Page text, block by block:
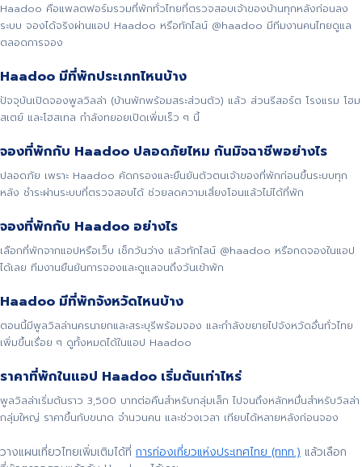
Haadoo คือแพลตฟอร์มรวมที่พักทั่วไทยที่ตรวจสอบเจ้าของบ้านทุกหลังก่อนลง
ระบบ จองได้จริงผ่านแอป Haadoo หรือทักไลน์ @haadoo มีทีมงานคนไทยดูแล
ตลอดการจอง
Haadoo มีที่พักประเภทไหนบ้าง
ปัจจุบันเปิดจองพูลวิลล่า (บ้านพักพร้อมสระส่วนตัว) แล้ว ส่วนรีสอร์ต โรงแรม โฮม
สเตย์ และโฮสเทล กำลังทยอยเปิดเพิ่มเร็ว ๆ นี้
จองที่พักกับ Haadoo ปลอดภัยไหม กันมิจฉาชีพอย่างไร
ปลอดภัย เพราะ Haadoo คัดกรองและยืนยันตัวตนเจ้าของที่พักก่อนขึ้นระบบทุก
หลัง ชำระผ่านระบบที่ตรวจสอบได้ ช่วยลดความเสี่ยงโอนแล้วไม่ได้ที่พัก
จองที่พักกับ Haadoo อย่างไร
เลือกที่พักจากแอปหรือเว็บ เช็กวันว่าง แล้วทักไลน์ @haadoo หรือกดจองในแอป
ได้เลย ทีมงานยืนยันการจองและดูแลจนถึงวันเข้าพัก
Haadoo มีที่พักจังหวัดไหนบ้าง
ตอนนี้มีพูลวิลล่านครนายกและสระบุรีพร้อมจอง และกำลังขยายไปจังหวัดอื่นทั่วไทย
เพิ่มขึ้นเรื่อย ๆ ดูทั้งหมดได้ในแอป Haadoo
ราคาที่พักในแอป Haadoo เริ่มต้นเท่าไหร่
พูลวิลล่าเริ่มต้นราว 3,500 บาทต่อคืนสำหรับกลุ่มเล็ก ไปจนถึงหลักหมื่นสำหรับวิลล่า
กลุ่มใหญ่ ราคาขึ้นกับขนาด จำนวนคน และช่วงเวลา เทียบได้หลายหลังก่อนจอง
วางแผนเที่ยวไทยเพิ่มเติมได้ที่ การท่องเที่ยวแห่งประเทศไทย (ททท.) แล้วเลือก